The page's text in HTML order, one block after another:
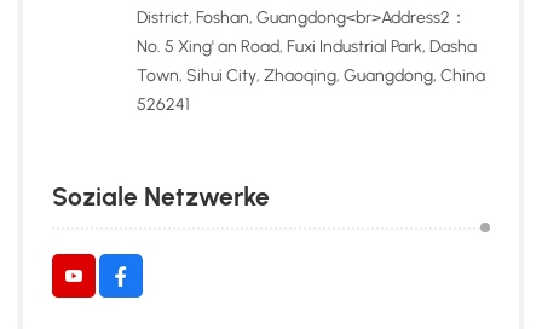
District, Foshan, Guangdong<br>Address2：
No. 5 Xing' an Road, Fuxi Industrial Park, Dasha
Town, Sihui City, Zhaoqing, Guangdong, China
526241
Soziale Netzwerke